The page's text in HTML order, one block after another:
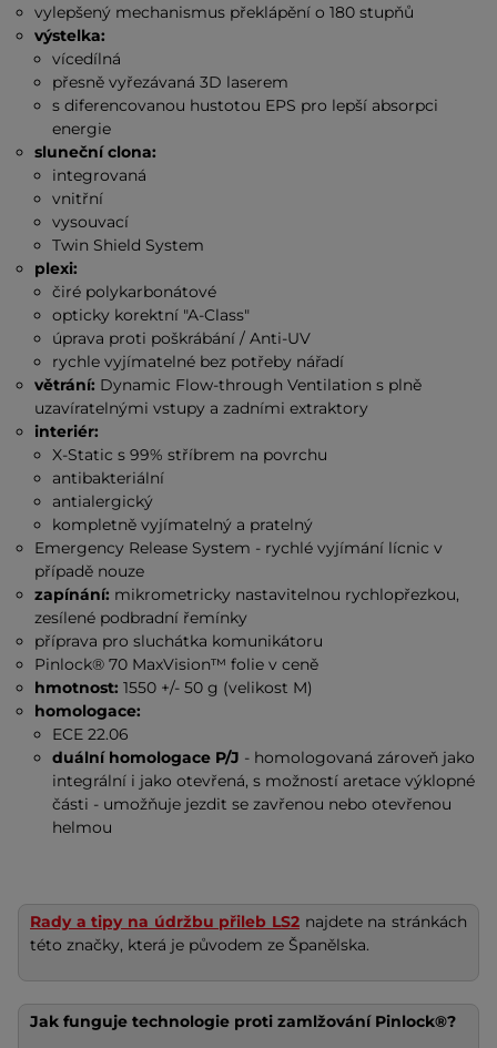
vylepšený mechanismus překlápění o 180 stupňů
výstelka:
vícedílná
přesně vyřezávaná 3D laserem
s diferencovanou hustotou EPS pro lepší absorpci
energie
sluneční clona:
integrovaná
vnitřní
vysouvací
Twin Shield System
plexi:
čiré polykarbonátové
opticky korektní "A-Class"
úprava proti poškrábání / Anti-UV
rychle vyjímatelné bez potřeby nářadí
větrání: Dynamic Flow-­through Ventilation s plně
uzavíratelnými vstupy a zadními extraktory
interiér:
X-Static s 99% stříbrem na povrchu
antibakteriální
antialergický
kompletně vyjímatelný a pratelný
Emergency Release System - rychlé vyjímání lícnic v
případě nouze
zapínání: mikrometricky nastavitelnou rychlopřezkou,
zesílené podbradní řemínky
příprava pro sluchátka komunikátoru
Pinlock® 70 MaxVision™ folie v ceně
hmotnost: 1550 +/- 50 g (velikost M)
homologace:
ECE 22.06
duální homologace P/J - homologovaná zároveň jako
integrální i jako otevřená, s možností aretace výklopné
části - umožňuje jezdit se zavřenou nebo otevřenou
helmou
Rady a tipy na údržbu přileb LS2 najdete na stránkách
této značky, která je původem ze Španělska.
Jak funguje technologie proti zamlžování Pinlock®?